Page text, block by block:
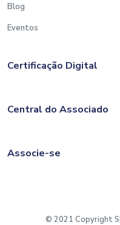
Blog
Eventos
Certificação Digital
Central do Associado
Associe-se
© 2021 Copyright